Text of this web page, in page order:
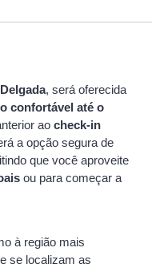
, será oferecida
confortável até o
ao check-in
a opção segura de
que você aproveite
ou para começar a
à região mais
se localizam as